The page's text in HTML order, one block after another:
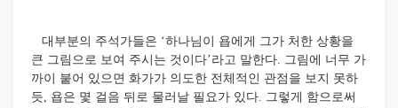
대부분의 주석가들은 ‘하나님이 욥에게 그가 처한 상황을
큰 그림으로 보여 주시는 것이다’라고 말한다. 그림에 너무 가
까이 붙어 있으면 화가가 의도한 전체적인 관점을 보지 못하
듯, 욥은 몇 걸음 뒤로 물러날 필요가 있다. 그렇게 함으로써